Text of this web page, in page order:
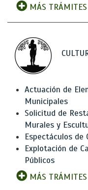
MÁS TRÁMITES
Actuación de
Municipales
Solicitud de
Murales y
Espectáculos de
Explotación de
Públicos
MÁS TRÁMITES